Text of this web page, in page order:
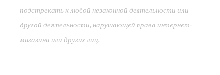
подстрекать к любой незаконной деятельности или
другой деятельности, нарушающей права интернет-
магазина или других лиц.